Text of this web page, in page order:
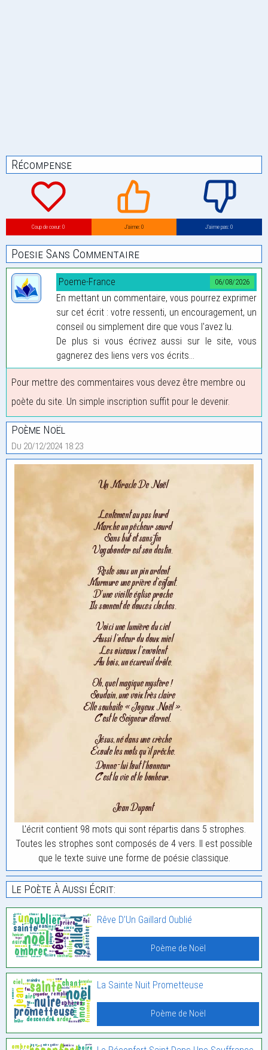
Récompense
Coup de coeur: 0 J’aime: 0 J’aime pas: 0
Poesie Sans Commentaire
06/08/2026
Poeme-France
En mettant un commentaire, vous pourrez exprimer
sur cet écrit : votre ressenti, un encouragement, un
conseil ou simplement dire que vous l'avez lu.
De plus si vous écrivez aussi sur le site, vous
gagnerez des liens vers vos écrits...
Pour mettre des commentaires vous devez être membre ou
poète du site. Un simple inscription suffit pour le devenir.
Poème Noël
Du 20/12/2024 18:23
L'écrit contient 98 mots qui sont répartis dans 5 strophes.
Toutes les strophes sont composés de 4 vers. Il est possible
que le texte suive une forme de poésie classique.
Le Poète À Aussi Écrit:
Rêve D’Un Gaillard Oublié
Poème de Noël
La Sainte Nuit Prometteuse
Poème de Noël